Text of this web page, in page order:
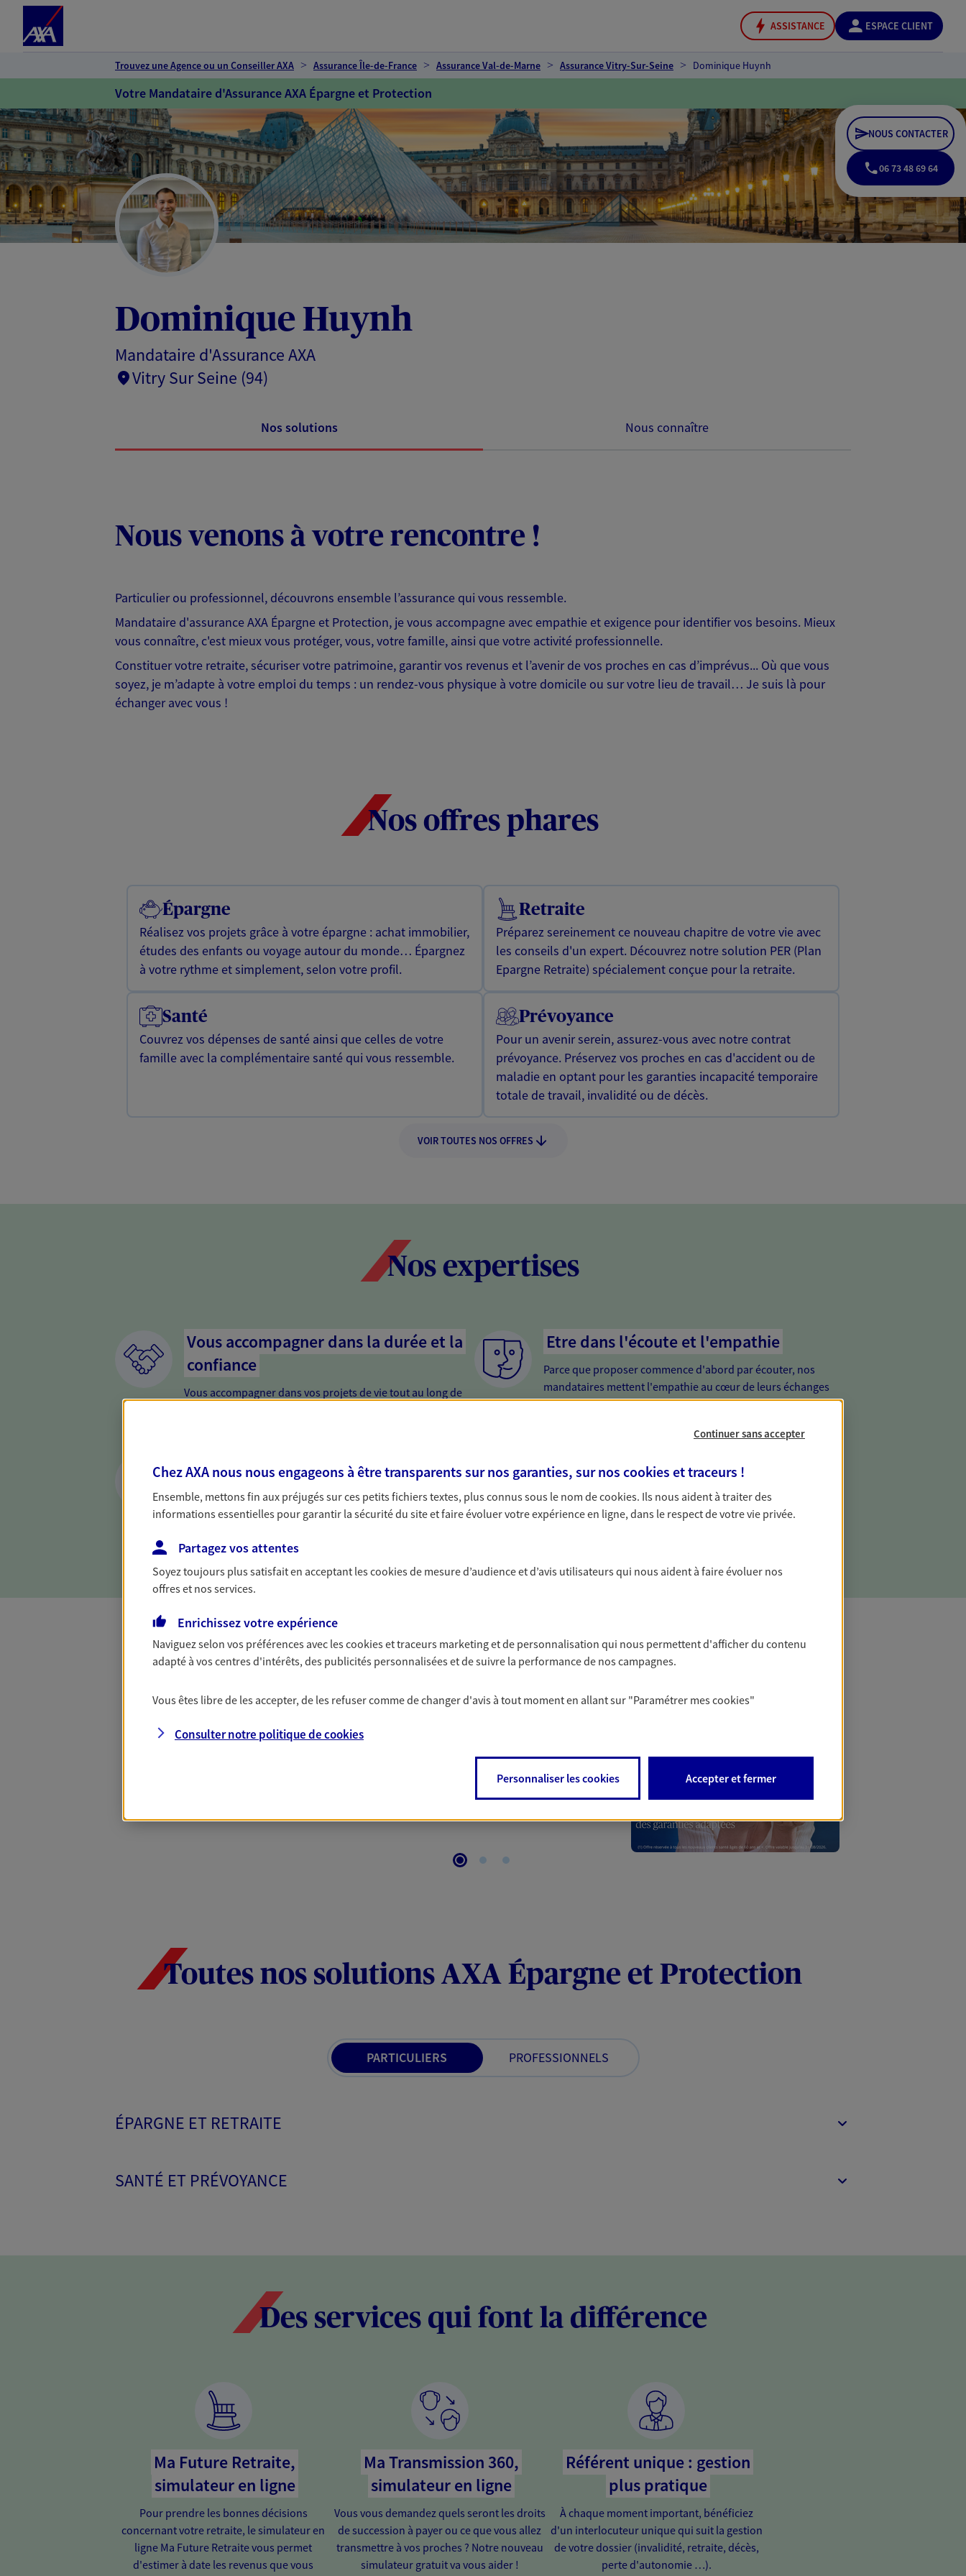
ASSISTANCE ESPACE CLIENT
Trouvez une Agence ou un Conseiller AXA Assurance Île-de-France Assurance Val-de-Marne Assurance Vitry-Sur-Seine Dominique Huynh
Votre Mandataire d'Assurance AXA Épargne et Protection
Dominique Huynh
Mandataire d'Assurance AXA
Vitry Sur Seine (94)
NOUS CONTACTER
06 73 48 69 64
Nos solutions Nous connaître
Nous venons à votre rencontre !
Particulier ou professionnel, découvrons ensemble l’assurance qui vous ressemble.
Mandataire d'assurance AXA Épargne et Protection, je vous accompagne avec empathie et exigence pour identifier vos besoins. Mieux
vous connaître, c'est mieux vous protéger, vous, votre famille, ainsi que votre activité professionnelle.
Constituer votre retraite, sécuriser votre patrimoine, garantir vos revenus et l’avenir de vos proches en cas d’imprévus... Où que vous
soyez, je m’adapte à votre emploi du temps : un rendez-vous physique à votre domicile ou sur votre lieu de travail… Je suis là pour
échanger avec vous !
Nos offres phares
Épargne
Réalisez vos projets grâce à votre épargne : achat immobilier,
études des enfants ou voyage autour du monde… Épargnez
à votre rythme et simplement, selon votre profil.
Retraite
Préparez sereinement ce nouveau chapitre de votre vie avec
les conseils d'un expert. Découvrez notre solution PER (Plan
Epargne Retraite) spécialement conçue pour la retraite.
Santé
Couvrez vos dépenses de santé ainsi que celles de votre
famille avec la complémentaire santé qui vous ressemble.
Prévoyance
Pour un avenir serein, assurez-vous avec notre contrat
prévoyance. Préservez vos proches en cas d'accident ou de
maladie en optant pour les garanties incapacité temporaire
totale de travail, invalidité ou de décès.
VOIR TOUTES NOS OFFRES
Nos expertises
Vous accompagner dans la durée et la
confiance
Vous accompagner dans vos projets de vie tout au long de
Etre dans l'écoute et l'empathie
Parce que proposer commence d'abord par écouter, nos
mandataires mettent l'empathie au cœur de leurs échanges
pour mieux comprendre vos besoins et mieux vous soutenir
Anticiper et préparer votre retraite
Il n'est jamais ni trop tôt, ni trop tard pour préparer votre
retraite. Nous vous aidons à trouver les solutions pour
maintenir votre qualité de vie et profiter pleinement de cette
nouvelle étape : PER, assurance vie...
Préparer votre avenir
Anticipez les imprévus et sécurisez votre futur grâce à nos
différentes solutions. Nous vous accompagnons dans vos
projets de vie en privilégiant une relation de confiance et de
Complémentaire Santé
Et si préserver votre budget, c’était aussi prendre soin de votre santé ? Avec le contrat Ma
Santé d’AXA, adaptez vos garanties à votre budget et situation tout en profitant de –10% sur
votre cotisation, si vous avez 60 ans et plus ; et si vous êtes un travailleur non salarié.
Contactez-nous pour plus d’information sur l’offre et ses conditions.
Toutes nos solutions AXA Épargne et Protection
PARTICULIERS PROFESSIONNELS
ÉPARGNE ET RETRAITE
SANTÉ ET PRÉVOYANCE
Des services qui font la différence
Ma Future Retraite,
simulateur en ligne
Pour prendre les bonnes décisions
concernant votre retraite, le simulateur en
ligne Ma Future Retraite vous permet
d'estimer à date les revenus que vous
Ma Transmission 360,
simulateur en ligne
Vous vous demandez quels seront les droits
de succession à payer ou ce que vous allez
transmettre à vos proches ? Notre nouveau
simulateur gratuit va vous aider !
Référent unique : gestion
plus pratique
À chaque moment important, bénéficiez
d'un interlocuteur unique qui suit la gestion
de votre dossier (invalidité, retraite, décès,
perte d'autonomie …).
Continuer sans accepter
Chez AXA nous nous engageons à être transparents sur nos garanties, sur nos cookies et traceurs !
Ensemble, mettons fin aux préjugés sur ces petits fichiers textes, plus connus sous le nom decookies. Ils nous aident à traiter des
informations essentielles pour garantir la sécurité du site et faire évoluer votre expérience en ligne, dans le respect de votre vie privée.
Partagez vos attentes
Soyez toujours plus satisfait en acceptant lescookiesde mesure d’audience et d’avis utilisateurs qui nous aident à faire évoluer nos
offres et nos services.
Enrichissez votre expérience
Naviguez selon vos préférences avec lescookies et traceurs marketing et de personnalisation qui nous permettent d'afficher du contenu
adapté à vos centres d'intérêts, des publicités personnalisées et de suivre la performance de nos campagnes.
Vous êtes libre de les accepter, de les refuser comme de changer d'avis à tout moment en allant sur "Paramétrer mescookies"
Consulter notre politique decookies
Personnaliser les cookies Accepter et fermer